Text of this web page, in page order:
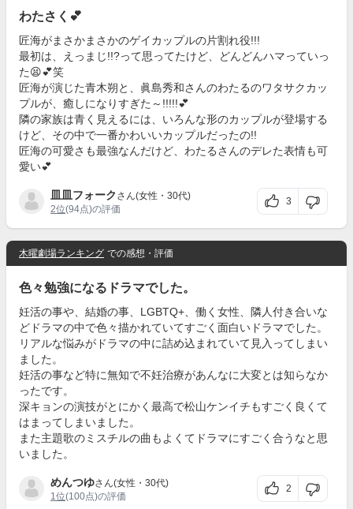
わたさく💕
匠海がまさかまさかのゲイカップルの片割れ役!!!
最初は、えっまじ!!?って思ってたけど、どんどんハマっていっ
た😫💕笑
匠海が演じた青木朔と、眞島秀和さんのわたるのワタサクカッ
プルが、癒しになりすぎた～!!!!!💕
隣の家族は青く見えるには、いろんな形のカップルが登場する
けど、その中で一番かわいいカップルだったの!!
匠海の可愛さも最強なんだけど、わたるさんのデレた表情も可
愛い💕
皿皿フォーク さん(女性・30代)
2位(94点)の評価
3
木曜劇場ランキング での感想・評価
色々勉強になるドラマでした。
妊活の事や、結婚の事、LGBTQ+、働く女性、隣人付き合いな
どドラマの中で色々描かれていてすごく面白いドラマでした。
リアルな悩みがドラマの中に詰め込まれていて見入ってしまい
ました。
妊活の事など特に無知で不妊治療があんなに大変とは知らなか
ったです。
深キョンの演技がとにかく最高で松山ケンイチもすごく良くて
はまってしまいました。
また主題歌のミスチルの曲もよくてドラマにすごく合うなと思
いました。
めんつゆさん(女性・30代)
1位(100点)の評価
2